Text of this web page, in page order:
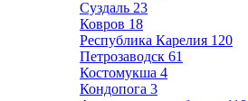
Суздаль 23
Ковров 18
Республика Карелия 120
Петрозаводск 61
Костомукша 4
Кондопога 3